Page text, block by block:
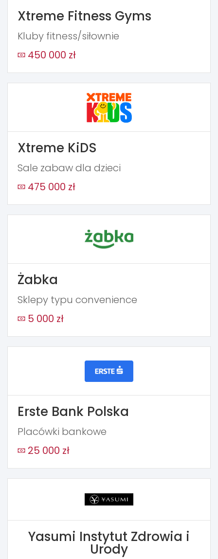
Xtreme Fitness Gyms
Kluby fitness/siłownie
450 000 zł
Xtreme KiDS
Sale zabaw dla dzieci
475 000 zł
Żabka
Sklepy typu convenience
5 000 zł
Erste Bank Polska
Placówki bankowe
25 000 zł
Yasumi Instytut Zdrowia i
Urody